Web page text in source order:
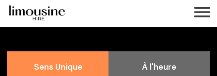
Sens Unique À l'heure